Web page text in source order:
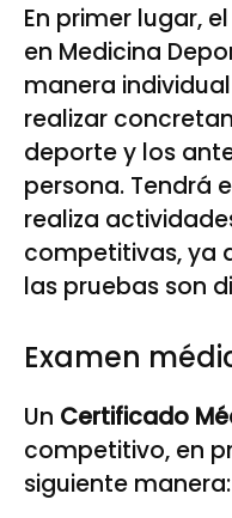
En primer lugar,
en Medicina
manera
realizar
deporte y los
persona. Tendrá
realiza
competitivas, ya
las pruebas son
Examen
Un Certificado
competitivo, en
siguiente manera: